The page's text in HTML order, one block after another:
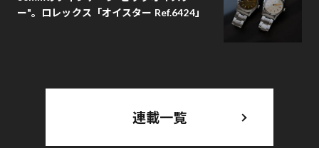
ー"。ロレックス「オイスター Ref.6424」
連載一覧